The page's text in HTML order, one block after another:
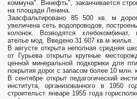
коммуна". Вннефть", заканчивается
на площади Ленина.
Заасфальтировано 85 500 кв. м
увеличена сеть водопроводов,
колонок. Возводятся хлебокомбинат,
ателье мод. Введено 31 607 кв.м жилья.
В августе открыта неполная средняя
от Гурьева открыты крупные
ценной минеральной подкормки для
покрытия дорог с запасом более 10 млн.
В сентябре открыт педагогический
института, организованного в 1950
строительст январе 1955 года